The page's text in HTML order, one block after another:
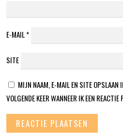
E-MAIL*
SITE
MIJN NAAM, E-MAIL EN SITE OPSLAAN
VOLGENDE KEER WANNEER IK EEN REACTIE